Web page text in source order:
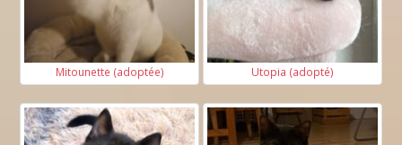
Mitounette (adoptée) Utopia (adopté)